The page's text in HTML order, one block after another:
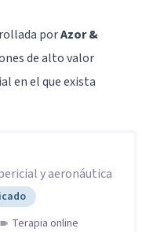
porAzor &
de alto valor
en el que exista
y aeronáutica
Terapia online